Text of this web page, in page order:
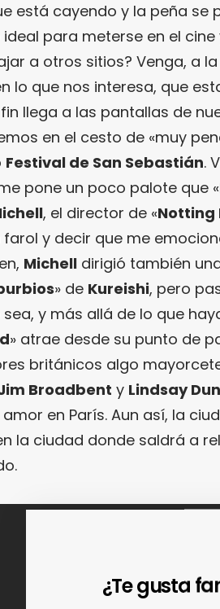
está cayendo y la peña se
para meterse en el
a otros sitios? Venga, a
lo que nos interesa, que
llega a las pantallas de
en el cesto de «muy
Festival de San Sebastián.
pone un poco palote que «
, el director de «Notting
y decir que me
Michell dirigió también
» de Kureishi, pero
y más allá de lo que
» atrae desde su punto de
británicos algo
Broadbent y Lindsay
en París. Aun así, la
la ciudad donde saldrá a
¿Te gusta